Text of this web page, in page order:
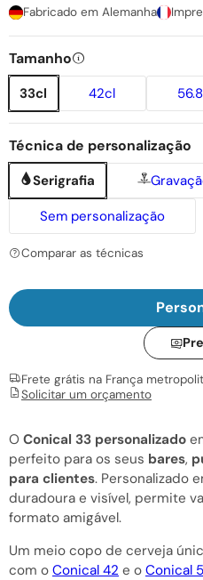
Fabricado em Alemanha
Tamanho
33cl 42cl
Técnica de personalização
Serigrafia
Sem personalização
Comparar as técnicas
Frete grátis na França
Solicitar um orçamento
O Conical 33 personalizado
perfeito para os seus bares,
para clientes. Personalizado
duradoura e visível, permite
formato amigável.
Um meio copo de cerveja
com o Conical 42 e o Conical